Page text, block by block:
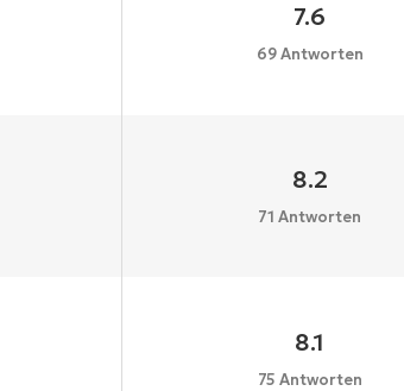
7.6
69 Antworten
8.2
71 Antworten
8.1
75 Antworten